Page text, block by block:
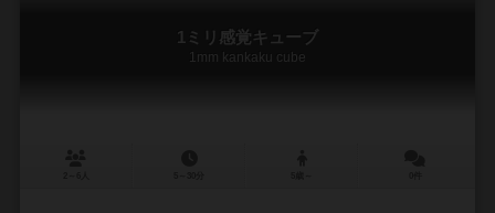
1ミリ感覚キューブ
1mm kankaku cube